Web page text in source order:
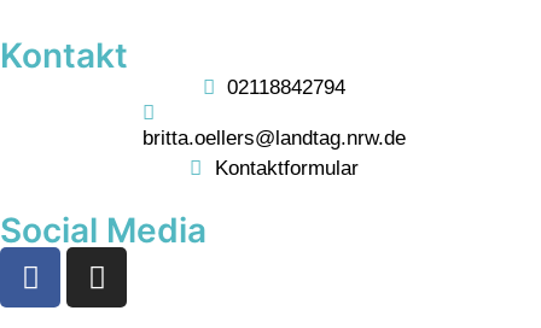
Kontakt
02118842794
britta.oellers@landtag.nrw.de
Kontaktformular
Social Media